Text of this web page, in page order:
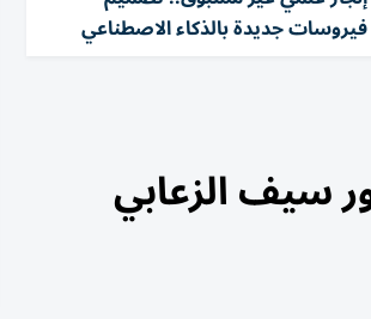
فيروسات جديدة بالذكاء الاصطناعي
سيف الزعابي